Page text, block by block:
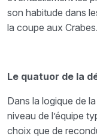
son habitude dans
la coupe aux Crabes.
Le quatuor de la
Dans la logique de
niveau de l’équipe
choix que de